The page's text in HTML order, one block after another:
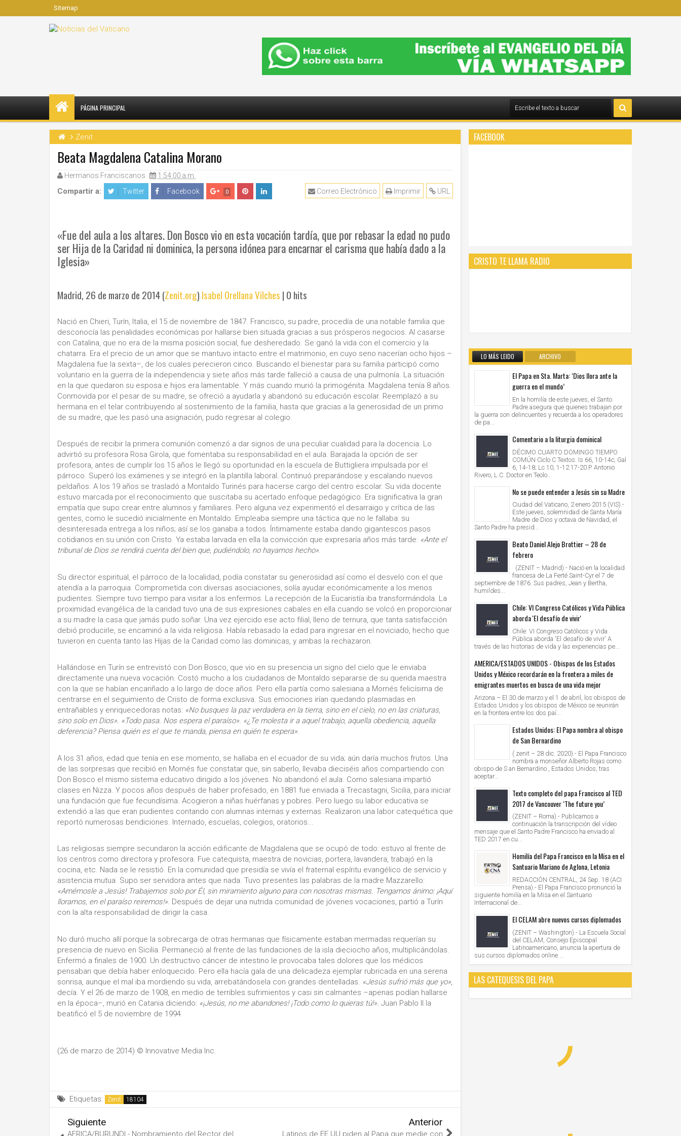
Sitemap
PÁGINA PRINCIPAL
Zenit
Beata Magdalena Catalina Morano
Hermanos Franciscanos 1:54:00 a.m.
Compartir a: Twitter Facebook 0 URL
Imprimir
Correo Electrónico
«Fue del aula a los altares. Don Bosco vio en esta vocación tardía, que por rebasar la edad no pudo
ser Hija de la Caridad ni dominica, la persona idónea para encarnar el carisma que había dado a la
Iglesia»
Madrid, 26 de marzo de 2014 (Zenit.org) Isabel Orellana Vilches | 0 hits
Nació en Chieri, Turín, Italia, el 15 de noviembre de 1847. Francisco, su padre, procedía de una notable familia que
desconocía las penalidades económicas por hallarse bien situada gracias a sus prósperos negocios. Al casarse
con Catalina, que no era de la misma posición social, fue desheredado. Se ganó la vida con el comercio y la
chatarra. Era el precio de un amor que se mantuvo intacto entre el matrimonio, en cuyo seno nacerían ocho hijos –
Magdalena fue la sexta–, de los cuales perecieron cinco. Buscando el bienestar para su familia participó como
voluntario en la guerra de la independencia y siete años más tarde falleció a causa de una pulmonía. La situación
en la que quedaron su esposa e hijos era lamentable. Y más cuando murió la primogénita. Magdalena tenía 8 años.
Conmovida por el pesar de su madre, se ofreció a ayudarla y abandonó su educación escolar. Reemplazó a su
hermana en el telar contribuyendo al sostenimiento de la familia, hasta que gracias a la generosidad de un primo
de su madre, que les pasó una asignación, pudo regresar al colegio.
Después de recibir la primera comunión comenzó a dar signos de una peculiar cualidad para la docencia. Lo
advirtió su profesora Rosa Girola, que fomentaba su responsabilidad en el aula. Barajada la opción de ser
profesora, antes de cumplir los 15 años le llegó su oportunidad en la escuela de Buttigliera impulsada por el
párroco. Superó los exámenes y se integró en la plantilla laboral. Continuó preparándose y escalando nuevos
peldaños. A los 19 años se trasladó a Montaldo Turinés para hacerse cargo del centro escolar. Su vida docente
estuvo marcada por el reconocimiento que suscitaba su acertado enfoque pedagógico. Era significativa la gran
empatía que supo crear entre alumnos y familiares. Pero alguna vez experimentó el desarraigo y crítica de las
gentes, como le sucedió inicialmente en Montaldo. Empleaba siempre una táctica que no le fallaba: su
desinteresada entrega a los niños; así se los ganaba a todos. Íntimamente estaba dando gigantescos pasos
cotidianos en su unión con Cristo. Ya estaba larvada en ella la convicción que expresaría años más tarde: «Ante el
tribunal de Dios se rendirá cuenta del bien que, pudiéndolo, no hayamos hecho».
Su director espiritual, el párroco de la localidad, podía constatar su generosidad así como el desvelo con el que
atendía a la parroquia. Comprometida con diversas asociaciones, solía ayudar económicamente a los menos
pudientes. Siempre tuvo tiempo para visitar a los enfermos. La recepción de la Eucaristía iba transformándola. La
proximidad evangélica de la caridad tuvo una de sus expresiones cabales en ella cuando se volcó en proporcionar
a su madre la casa que jamás pudo soñar. Una vez ejercido ese acto filial, lleno de ternura, que tanta satisfacción
debió producirle, se encaminó a la vida religiosa. Había rebasado la edad para ingresar en el noviciado, hecho que
tuvieron en cuenta tanto las Hijas de la Caridad como las dominicas, y ambas la rechazaron.
Hallándose en Turín se entrevistó con Don Bosco, que vio en su presencia un signo del cielo que le enviaba
directamente una nueva vocación. Costó mucho a los ciudadanos de Montaldo separarse de su querida maestra
con la que se habían encariñado a lo largo de doce años. Pero ella partía como salesiana a Mornés felicísima de
centrarse en el seguimiento de Cristo de forma exclusiva. Sus emociones irían quedando plasmadas en
entrañables y enriquecedoras notas: «No busques la paz verdadera en la tierra, sino en el cielo, no en las criaturas,
sino solo en Dios». «Todo pasa. Nos espera el paraíso». «¿Te molesta ir a aquel trabajo, aquella obediencia, aquella
deferencia? Piensa quién es el que te manda, piensa en quién te espera».
A los 31 años, edad que tenía en ese momento, se hallaba en el ecuador de su vida; aún daría muchos frutos. Una
de las sorpresas que recibió en Mornés fue constatar que, sin saberlo, llevaba dieciséis años compartiendo con
Don Bosco el mismo sistema educativo dirigido a los jóvenes. No abandonó el aula. Como salesiana impartió
clases en Nizza. Y pocos años después de haber profesado, en 1881 fue enviada a Trecastagni, Sicilia, para iniciar
una fundación que fue fecundísima. Acogieron a niñas huérfanas y pobres. Pero luego su labor educativa se
extendió a las que eran pudientes contando con alumnas internas y externas. Realizaron una labor catequética que
reportó numerosas bendiciones. Internado, escuelas, colegios, oratorios...
Las religiosas siempre secundaron la acción edificante de Magdalena que se ocupó de todo: estuvo al frente de
los centros como directora y profesora. Fue catequista, maestra de novicias, portera, lavandera, trabajó en la
cocina, etc. Nada se le resistió. En la comunidad que presidía se vivía el fraternal espíritu evangélico de servicio y
asistencia mutua. Supo ser servidora antes que nada. Tuvo presentes las palabras de la madre Mazzarello:
«Amémosle a Jesús! Trabajemos solo por Él, sin miramiento alguno para con nosotras mismas. Tengamos ánimo: ¡Aquí
lloramos, en el paraíso reiremos!». Después de dejar una nutrida comunidad de jóvenes vocaciones, partió a Turín
con la alta responsabilidad de dirigir la casa.
No duró mucho allí porque la sobrecarga de otras hermanas que físicamente estaban mermadas requerían su
presencia de nuevo en Sicilia. Permaneció al frente de las fundaciones de la isla dieciocho años, multiplicándolas.
Enfermó a finales de 1900. Un destructivo cáncer de intestino le provocaba tales dolores que los médicos
pensaban que debía haber enloquecido. Pero ella hacía gala de una delicadeza ejemplar rubricada en una serena
sonrisa, aunque el mal iba mordiendo su vida, arrebatándosela con grandes dentelladas.
«Jesús sufrió más que yo»
decía. Y el 26 de marzo de 1908, en medio de terribles sufrimientos y casi sin calmantes –apenas podían hallarse
en la época–, murió en Catania diciendo: «¡Jesús, no me abandones! ¡Todo como lo quieras tú!». Juan Pablo II la
beatificó el 5 de noviembre de 1994.
(26 de marzo de 2014) © Innovative Media Inc.
Etiquetas: Zenit
Siguiente
AFRICA/BURUNDI - Nombramiento del Rector del
Anterior
Latinos de EE.UU piden al Papa que medie con
FACEBOOK
CRISTO TE LLAMA RADIO
LO MÁS LEIDO ARCHIVO
El Papa en Sta. Marta: ‘Dios llora ante la
guerra en el mundo’
En la homilía de este jueves, el Santo
Padre asegura que quienes trabajan por
la guerra son delincuentes y recuerda a los operadores
de pa...
Comentario a la liturgia dominical
DÉCIMO CUARTO DOMINGO TIEMPO
COMÚN Ciclo C Textos: Is 66, 10-14c; Gal
6, 14-18; Lc 10, 1-12.17-20 P. Antonio
Rivero, L.C. Doctor en Teolo...
No se puede entender a Jesús sin su Madre
Ciudad del Vaticano, 2 enero 2015 (VIS).-
Este jueves, solemnidad de Santa María
Madre de Dios y octava de Navidad, el
Santo Padre ha presid...
Beato Daniel Alejo Brottier – 28 de
febrero
(ZENIT – Madrid).- Nació en la localidad
francesa de La Ferté Saint-Cyr el 7 de
septiembre de 1876. Sus padres, Jean y Bertha,
humildes...
Chile: VI Congreso Católicos y Vida Pública
aborda 'El desafío de vivir'
Chile: VI Congreso Católicos y Vida
Pública aborda 'El desafío de vivir' A
través de las historias de vida y las experiencias pe...
AMERICA/ESTADOS UNIDOS - Obispos de los Estados
Unidos y México recordarán en la frontera a miles de
emigrantes muertos en busca de una vida mejor
Arizona – El 30 de marzo y el 1 de abril, los obispos de
Estados Unidos y los obispos de México se reunirán
en la frontera entre los dos paí...
Estados Unidos: El Papa nombra al obispo
de San Bernardino
( zenit – 28 dic. 2020).- El Papa Francisco
nombra a monseñor Alberto Rojas como
obispo de S an Bernardino , Estados Unidos, tras
aceptar...
Texto completo del papa Francisco al TED
2017 de Vancouver ‘The future you’
(ZENIT – Roma).- Publicamos a
continuación la transcripción del vídeo
mensaje que el Santo Padre Francisco ha enviado al
TED 2017 en cu...
Homilía del Papa Francisco en la Misa en el
Santuario Mariano de Aglona, Letonia
REDACCIÓN CENTRAL, 24 Sep. 18 (ACI
Prensa).- El Papa Francisco pronunció la
siguiente homilía en la Misa en el Santuario
Internacional de...
El CELAM abre nuevos cursos diplomados
(ZENIT – Washington).- La Escuela Social
del CELAM, Consejo Episcopal
Latinoamericano, anuncia la apertura de
sus cursos diplomados online ...
LAS CATEQUESIS DEL PAPA